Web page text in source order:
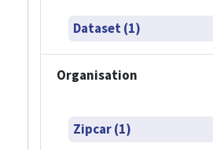
Dataset (1)
Organisation
Zipcar (1)